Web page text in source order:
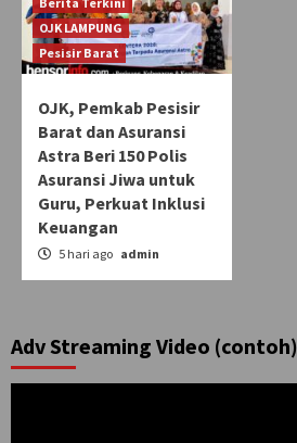
OJK LAMPUNG
Pesisir Barat
OJK, Pemkab Pesisir
Barat dan Asuransi
Astra Beri 150 Polis
Asuransi Jiwa untuk
Guru, Perkuat Inklusi
Keuangan
5 hari ago admin
Adv Streaming Video (contoh)